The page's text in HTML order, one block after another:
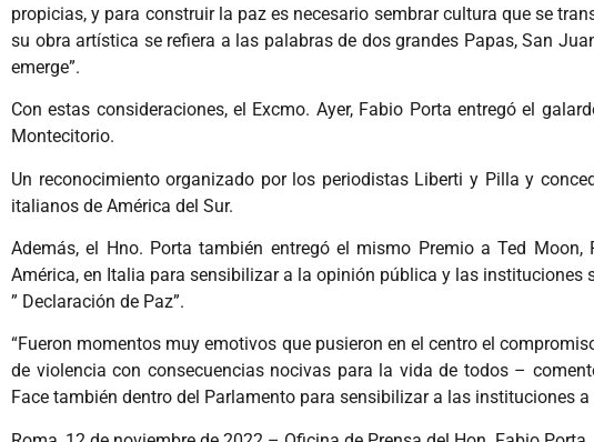
propicias, y para construir la paz es necesario sembrar cultura que se
su obra artística se refiera a las palabras de dos grandes Papas, San
emerge”.
Con estas consideraciones, el Excmo. Ayer, Fabio Porta entregó el
Montecitorio.
Un reconocimiento organizado por los periodistas Liberti y Pilla y
italianos de América del Sur.
Además, el Hno. Porta también entregó el mismo Premio a Ted
América, en Italia para sensibilizar a la opinión pública y las
” Declaración de Paz”.
“Fueron momentos muy emotivos que pusieron en el centro el
de violencia con consecuencias nocivas para la vida de todos –
Face también dentro del Parlamento para sensibilizar a las instituciones